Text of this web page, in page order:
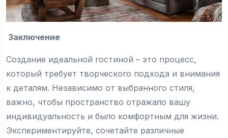
Заключение
Создание идеальной гостиной – это процесс,
который требует творческого подхода и внимания
к деталям. Независимо от выбранного стиля,
важно, чтобы пространство отражало вашу
индивидуальность и было комфортным для жизни.
Экспериментируйте, сочетайте различные